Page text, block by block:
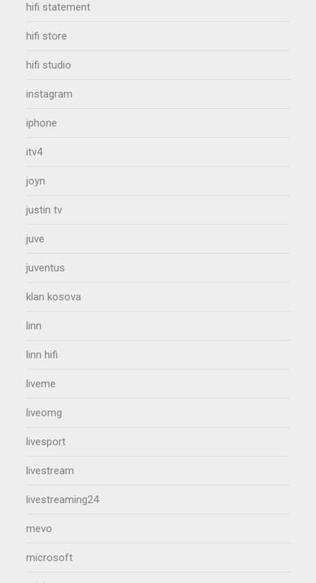
hifi statement
hifi store
hifi studio
instagram
iphone
itv4
joyn
justin tv
juve
juventus
klan kosova
linn
linn hifi
liveme
liveomg
livesport
livestream
livestreaming24
mevo
microsoft